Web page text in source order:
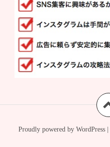
Proudly powered by WordPress